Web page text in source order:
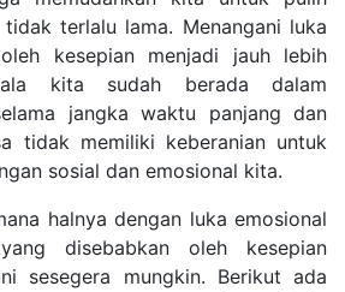
terlalu lama. Menangani luka
kesepian menjadi jauh lebih
kita sudah berada dalam
jangka waktu panjang dan
tidak memiliki keberanian untuk
sosial dan emosional kita.
dengan luka emosional
disebabkan oleh kesepian
sesegera mungkin. Berikut ada